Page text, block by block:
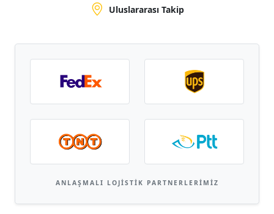
Uluslararası Takip
ANLAŞMALI LOJISTIK PARTNERLERIMIZ